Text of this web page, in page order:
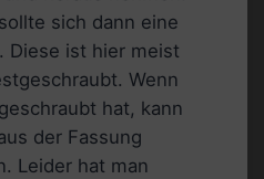
sich dann eine
Diese ist hier meist
Wenn
hat, kann
der Fassung
Leider hat man